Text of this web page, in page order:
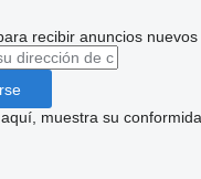
recibir anuncios
muestra su